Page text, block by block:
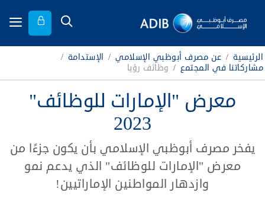
الرئيسية / عن مصرف أبوظبي الإسلامي / الإستدامة /
مشاركاتنا في المجتمع / وظائف رؤيا
معرض "الإمارات للوظائف"
2023
يفخر مصرف أبوظبي الإسلامي بأن يكون جزءًا من
معرض "الإمارات للوظائف" الذي يدعم نمو
وازدهار المواطنين الإماراتيين!​